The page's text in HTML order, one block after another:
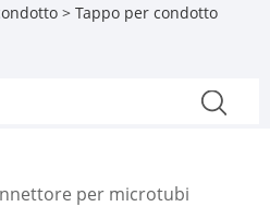
> Tappo per condotto
per microtubi